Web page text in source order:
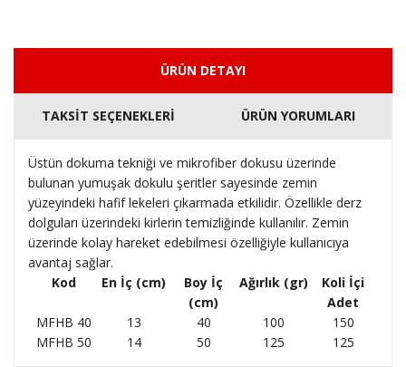
ÜRÜN DETAYI
TAKSİT SEÇENEKLERİ ÜRÜN YORUMLARI
Üstün dokuma tekniği ve mikrofiber dokusu üzerinde
bulunan yumuşak dokulu şeritler sayesinde zemin
yüzeyindeki hafif lekeleri çıkarmada etkilidir. Özellikle derz
dolguları üzerindeki kirlerin temizliğinde kullanılır. Zemin
üzerinde kolay hareket edebilmesi özelliğiyle kullanıcıya
avantaj sağlar.
Kod
En İç (cm)
Boy İç
(cm)
Ağırlık (gr)
Koli İçi
Adet
MFHB 40
13 40 100
150
MFHB 50
14 50 125 125